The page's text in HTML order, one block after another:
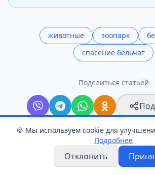
животные зоопарк
спасение бельчат
Поделиться статьёй
Следите в
🍪 Мы используем cookie для
Подробнее
Отклонить